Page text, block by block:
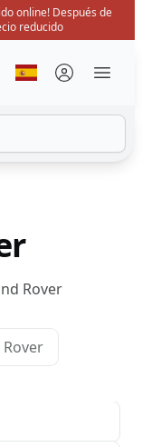
online! Después de
reducido
de sistema
luz
oscuro
Seleccione
Rover
Rover